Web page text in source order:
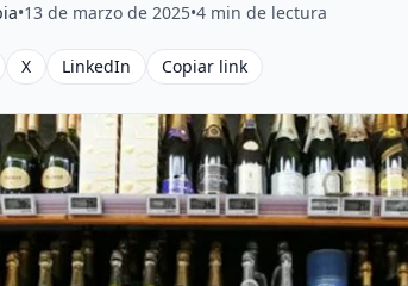
•13 de marzo de 2025•4 min de lectura
X LinkedIn Copiar link